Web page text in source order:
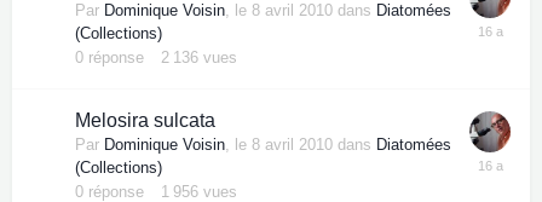
Par Dominique Voisin, le 8 avril 2010 dans Diatomées
(Collections)
0 réponse 2 136 vues
Melosira sulcata
Par Dominique Voisin, le 8 avril 2010 dans Diatomées
(Collections)
0 réponse 1 956 vues